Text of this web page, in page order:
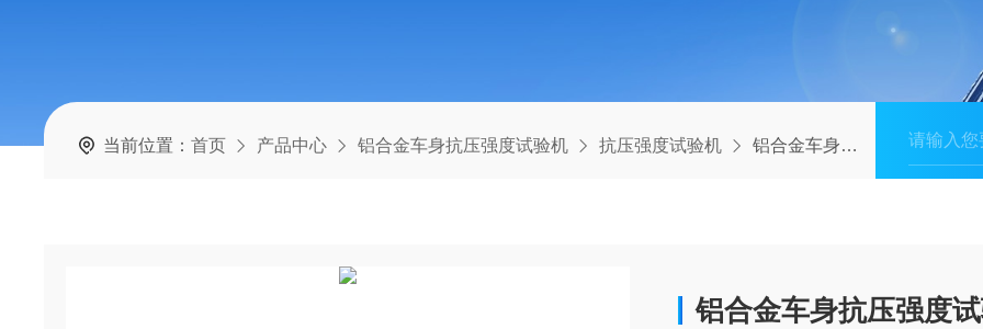
当前位置：首页 产品中心 铝合金车身抗压强度试验机 抗压强度试验机 铝合金车身抗压强度试验机
铝合金车身抗压强度